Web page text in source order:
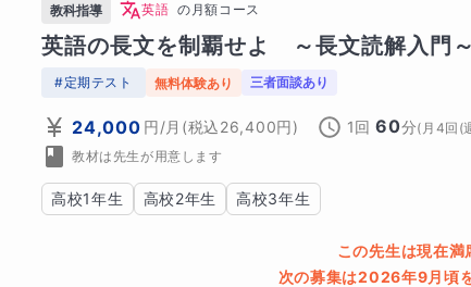
教科指導 英語 の 月額コース
英語の長文を制覇せよ　～長文読解入門～
#定期テスト 無料体験あり 三者面談あり
24,000 円/月 (税込26,400円) 1回 60分( 月4回(
教材は先生が用意します
高校1年生 高校2年生 高校3年生
この先生は現在満
次の募集は2026年9月頃